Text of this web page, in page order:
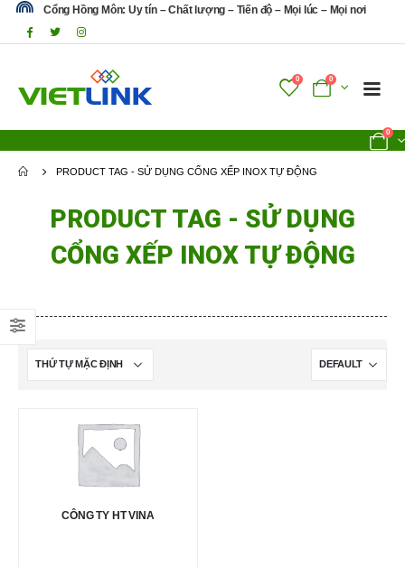
Cổng Hồng Môn: Uy tín – Chất lượng – Tiến độ – Mọi lúc – Mọi nơi
0 0
0
PRODUCT TAG - SỬ DỤNG CỔNG XẾP INOX TỰ ĐỘNG
PRODUCT TAG - SỬ DỤNG
CỔNG XẾP INOX TỰ ĐỘNG
CÔNG TY HT VINA